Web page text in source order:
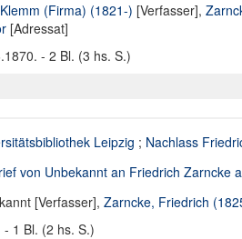
(Firma) (1821-) [Verfasser],
[Adressat]
- 2 Bl. (3 hs. S.)
Leipzig ; Nachlass
von Unbekannt an Friedrich Zarncke
[Verfasser], Zarncke, Friedrich
- 1 Bl. (2 hs. S.)